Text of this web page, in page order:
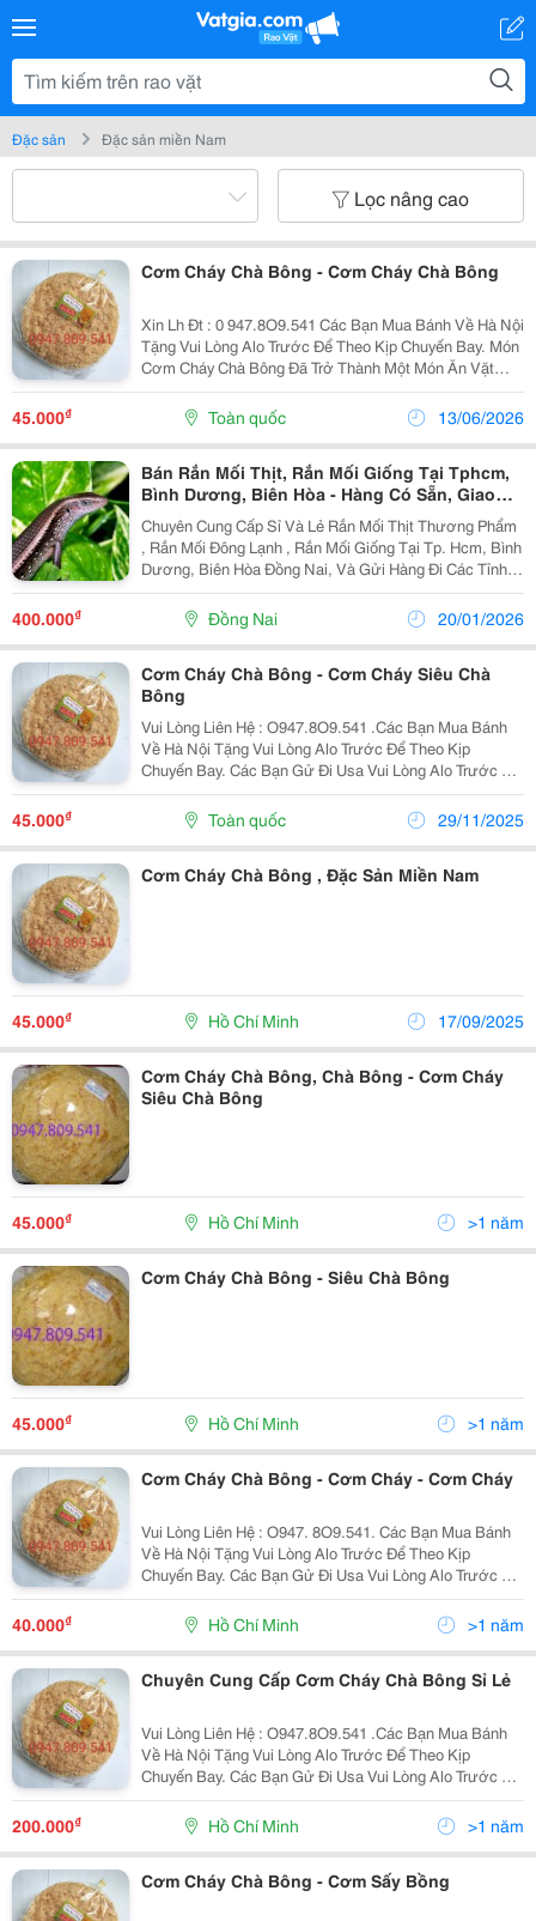
Đặc sản Đặc sản miền Nam
Lọc nâng cao
Cơm Cháy Chà Bông - Cơm Cháy Chà Bông
Xin Lh Đt : 0 947.8O9.541 Các Bạn Mua Bánh Về Hà Nội
Tặng Vui Lòng Alo Trước Để Theo Kịp Chuyến Bay. Món
Cơm Cháy Chà Bông Đã Trở Thành Một Món Ăn Vặt
Không Thể Thiếu Của Chị Em. Các Bạn Gử Đi Usa Vui
Lòng Alo Trước Để Nhận Làm Đúng Theo Yêu Cầu ....
45.000₫ Toàn quốc 13/06/2026
Bán Rắn Mối Thịt, Rắn Mối Giống Tại Tphcm,
Bình Dương, Biên Hòa - Hàng Có Sẵn, Giao
Tận Nơi
Chuyên Cung Cấp Sỉ Và Lẻ Rắn Mối Thịt Thương Phẩm
, Rắn Mối Đông Lạnh , Rắn Mối Giống Tại Tp. Hcm, Bình
Dương, Biên Hòa Đồng Nai, Và Gửi Hàng Đi Các Tỉnh.
Bán Rắn Mối Thương Phẩm Cho Nhà Hàng, Quán Ăn.
Đặc Biệt Có Rắn Mối Đông Lạnh Làm Mới Mỗi...
400.000₫ Đồng Nai 20/01/2026
Cơm Cháy Chà Bông - Cơm Cháy Siêu Chà
Bông
Vui Lòng Liên Hệ : O947.8O9.541 .Các Bạn Mua Bánh
Về Hà Nội Tặng Vui Lòng Alo Trước Để Theo Kịp
Chuyến Bay. Các Bạn Gử Đi Usa Vui Lòng Alo Trước Để
Nhận Làm Đúng Theo Yêu Cầu . Xin Chào Cả Nhà. Tình
Hình Là Nhà Mình Có Cơ Sở Làm Cơm - Chà Bông...
45.000₫ Toàn quốc 29/11/2025
Cơm Cháy Chà Bông , Đặc Sản Miền Nam
45.000₫ Hồ Chí Minh 17/09/2025
Cơm Cháy Chà Bông, Chà Bông - Cơm Cháy
Siêu Chà Bông
45.000₫ Hồ Chí Minh >1 năm
Cơm Cháy Chà Bông - Siêu Chà Bông
45.000₫ Hồ Chí Minh >1 năm
Cơm Cháy Chà Bông - Cơm Cháy - Cơm Cháy
Vui Lòng Liên Hệ : O947. 8O9.541. Các Bạn Mua Bánh
Về Hà Nội Tặng Vui Lòng Alo Trước Để Theo Kịp
Chuyến Bay. Các Bạn Gử Đi Usa Vui Lòng Alo Trước Để
Nhận Làm Đúng Theo Yêu Cầu . Xin Chào Cả Nhà. Tình
Hình Là Nhà Mình Có Cơ Sở Làm Cơm - Chà Bông...
40.000₫ Hồ Chí Minh >1 năm
Chuyên Cung Cấp Cơm Cháy Chà Bông Sỉ Lẻ
Vui Lòng Liên Hệ : O947.8O9.541 .Các Bạn Mua Bánh
Về Hà Nội Tặng Vui Lòng Alo Trước Để Theo Kịp
Chuyến Bay. Các Bạn Gử Đi Usa Vui Lòng Alo Trước Để
Nhận Làm Đúng Theo Yêu Cầu . Xin Chào Cả Nhà. Tình
Hình Là Nhà Mình Có Cơ Sở Làm Cơm - Chà Bông
Chuyển...
200.000₫ Hồ Chí Minh >1 năm
Cơm Cháy Chà Bông - Cơm Sấy Bồng